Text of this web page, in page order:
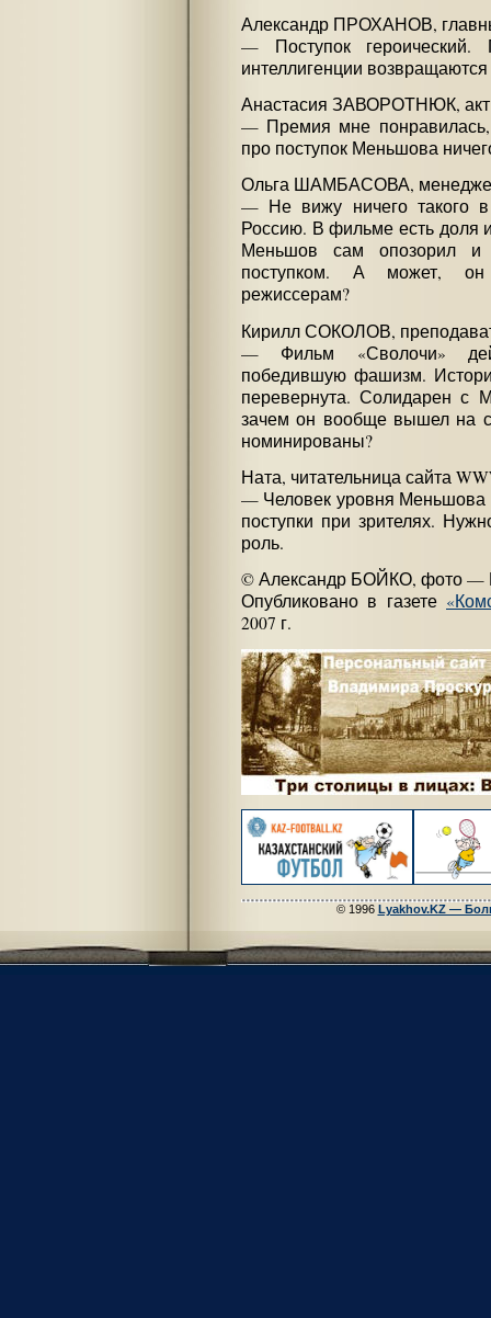
Александр ПРОХАНОВ,
— Поступок
интеллигенции
Анастасия ЗАВОРОТНЮК,
— Премия мне
про поступок Меньшова
Ольга ШАМБАСОВА,
— Не вижу ничего такого
Россию. В фильме есть
Меньшов сам опозорил
поступком. А может, он
режиссерам?
Кирилл СОКОЛОВ,
— Фильм «Сволочи»
победившую фашизм.
перевернута. Солидарен с
зачем он вообще вышел на
номинированы?
Ната, читательница сайта
— Человек уровня Меньшова
поступки при зрителях.
роль.
© Александр БОЙКО, фото —
Опубликовано в газете
2007 г.
© 1996 Lyakhov.KZ —